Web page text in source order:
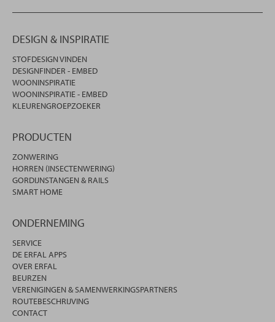
DESIGN & INSPIRATIE
STOFDESIGN VINDEN
DESIGNFINDER - EMBED
WOONINSPIRATIE
WOONINSPIRATIE - EMBED
KLEURENGROEPZOEKER
PRODUCTEN
ZONWERING
HORREN (INSECTENWERING)
GORDIJNSTANGEN & RAILS
SMART HOME
ONDERNEMING
SERVICE
DE ERFAL APPS
OVER ERFAL
BEURZEN
VERENIGINGEN & SAMENWERKINGSPARTNERS
ROUTEBESCHRIJVING
CONTACT